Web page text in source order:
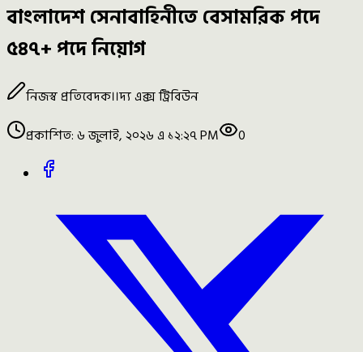
বাংলাদেশ সেনাবাহিনীতে বেসামরিক পদে
৫৪৭+ পদে নিয়োগ
নিজস্ব প্রতিবেদক।।দ্য এক্স ট্রিবিউন
প্রকাশিত:৬ জুলাই, ২০২৬ এ ১২:২৭ PM 0